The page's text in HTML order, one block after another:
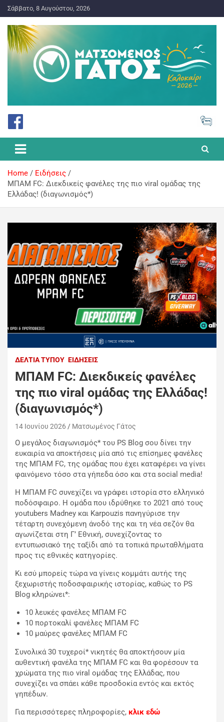
Σάββατο, 8 Αυγούστου, 2026
Ματσωμένος Γάτος – Όλα για
το Στοίχημα
Home
Ειδήσεις
ΜΠΑΜ FC: Διεκδικείς φανέλες της πιο viral ομάδας της
Ελλάδας! (διαγωνισμός*)
ΔΕΛΤΊΑ ΤΎΠΟΥ ΕΙΔΉΣΕΙΣ
ΜΠΑΜ FC: Διεκδικείς φανέλες
της πιο viral ομάδας της Ελλάδας!
(διαγωνισμός*)
14 Ιουνίου 2026 Ματσωμένος Γάτος
Ο μεγάλος διαγωνισμός* του PS Blog σου δίνει την
ευκαιρία να αποκτήσεις μία από τις επίσημες φανέλες
της ΜΠΑΜ FC, της ομάδας που έχει καταφέρει να γίνει
φαινόμενο τόσο στα γήπεδα όσο και στα social media!
Η ΜΠΑΜ FC συνεχίζει να γράφει ιστορία στο ελληνικό
ποδόσφαιρο. Η ομάδα που ιδρύθηκε το 2021 από τους
youtubers Madney και Karpouzis πανηγύρισε την
τέταρτη συνεχόμενη άνοδό της και τη νέα σεζόν θα
αγωνίζεται στη Γ’ Εθνική, συνεχίζοντας το
εντυπωσιακό της ταξίδι από τα τοπικά πρωταθλήματα
προς τις εθνικές κατηγορίες.
Κι εσύ μπορείς τώρα να γίνεις κομμάτι αυτής της
ξεχωριστής ποδοσφαιρικής ιστορίας, καθώς το PS
Blog κληρώνει*:
10 λευκές φανέλες ΜΠΑΜ FC
10 πορτοκαλί φανέλες ΜΠΑΜ FC
10 μαύρες φανέλες ΜΠΑΜ FC
Συνολικά 30 τυχεροί* νικητές θα αποκτήσουν μία
αυθεντική φανέλα της ΜΠΑΜ FC και θα φορέσουν τα
χρώματα της πιο viral ομάδας της Ελλάδας, που
συνεχίζει να σπάει κάθε προσδοκία εντός και εκτός
γηπέδων.
Για περισσότερες πληροφορίες, κλικ εδώ